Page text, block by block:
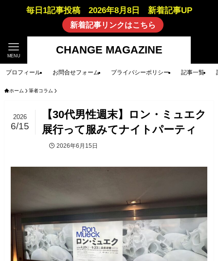
毎日1記事投稿 2026年8月8日 新着記事UP
新着記事リンクはこちら
CHANGE MAGAZINE
MENU
プロフィール お問合せフォーム プライバシーポリシー 記事一覧
ホーム 筆者コラム
【30代男性週末】ロン・ミュエク
展行って服みてナイトパーティ
2026
6/15
2026年6月15日